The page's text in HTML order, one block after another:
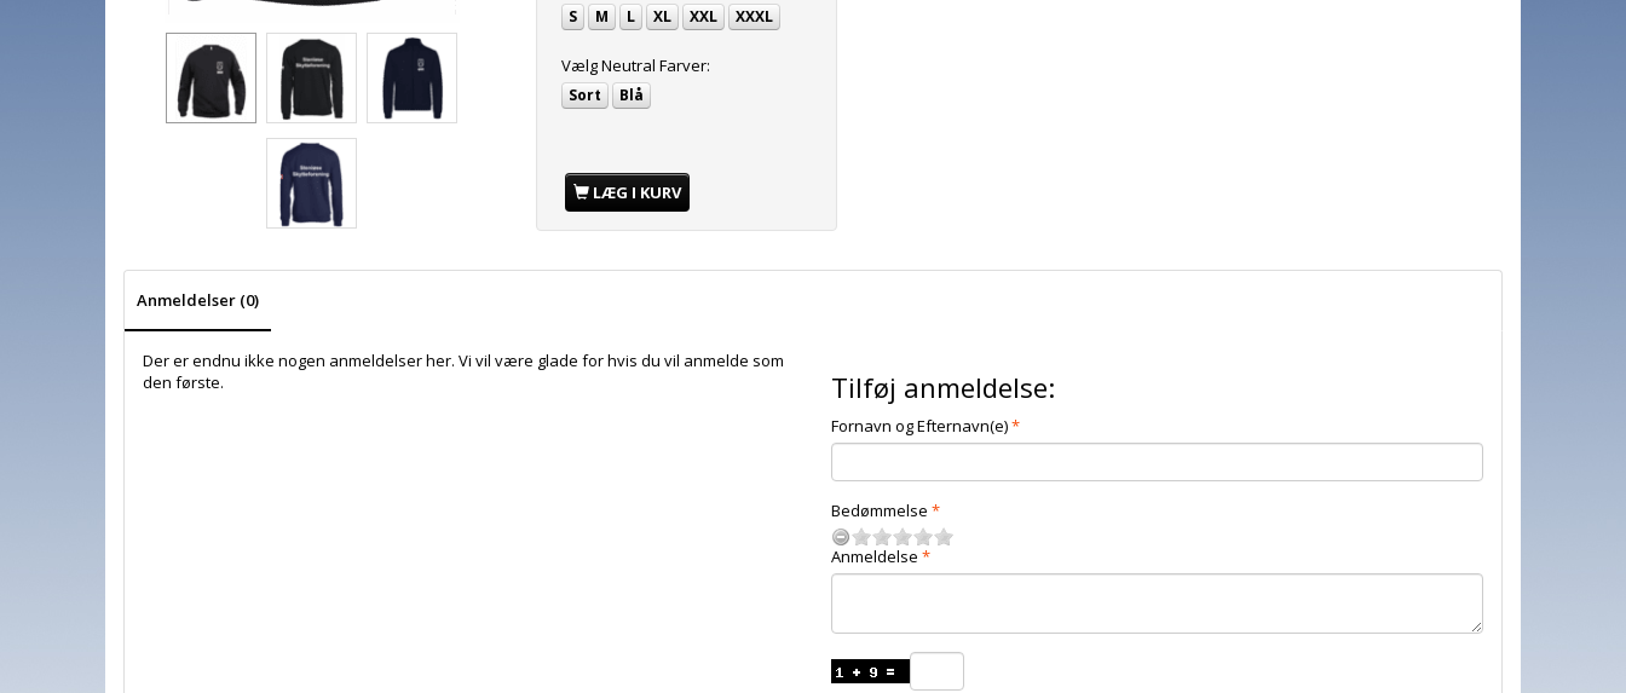
S M L XL XXL XXXL
VælgNeutral Farver:
Sort Blå
LÆG I KURV
Anmeldelser (0)
Der er endnu ikke nogen anmeldelser her. Vi vil være glade for hvis du vil anmelde som
den første.
Tilføj anmeldelse:
Fornavn og Efternavn(e)
Bedømmelse
Anmeldelse